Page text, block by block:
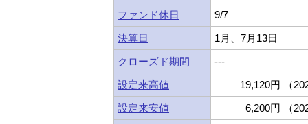
ファンド休日
9/7
決算日
1月、7月13日
クローズド期間
---
設定来高値
19,120円 （
設定来安値
6,200円 （